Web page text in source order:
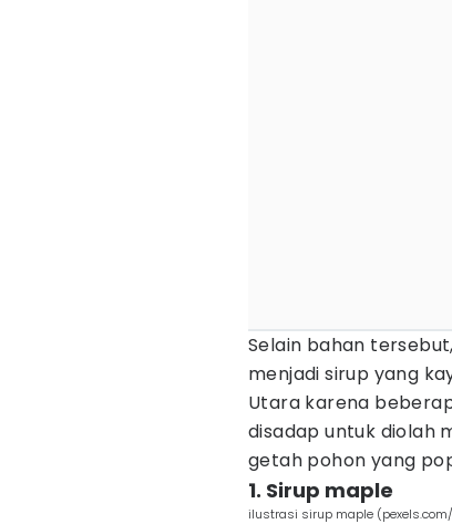
Selain bahan
menjadi sirup yang
Utara karena
disadap untuk diolah
getah pohon yang
1. Sirup maple
ilustrasi sirup maple